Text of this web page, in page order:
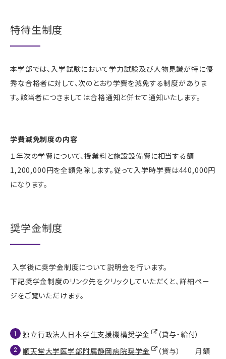
特待生制度
本学部では、入学試験において学力試験及び人物見識が特に優
秀な合格者に対して、次のとおり学費を減免する制度がありま
す。該当者につきましては合格通知と併せて通知いたします。
学費減免制度の内容
１年次の学費について、授業料と施設設備費に相当する額
1,200,000円を全額免除します。従って入学時学費は440,000円
になります。
奨学金制度
入学後に奨学金制度について説明会を行います。
下記奨学金制度のリンク先をクリックしていただくと、詳細ペー
ジをご覧いただけます。
独立行政法人日本学生支援機構奨学金
（貸与・給付）
順天堂大学医学部附属静岡病院奨学金
（貸与） 月額